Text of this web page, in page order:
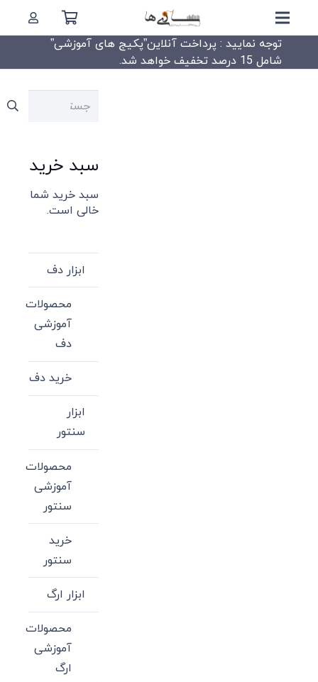
توجه نمایید : پرداخت آنلاین”پکیج های آموزشی”
شامل 15 درصد تخفیف خواهد شد.
جستجو
سبد خرید
سبد خرید شما
خالی است.
ابزار دف
محصولات
آموزشی
دف
خرید دف
ابزار
سنتور
محصولات
آموزشی
سنتور
خرید
سنتور
ابزار ارگ
محصولات
آموزشی
ارگ